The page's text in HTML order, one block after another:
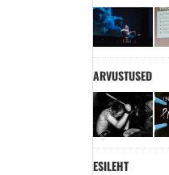
ARVUSTUSED
ESILEHT